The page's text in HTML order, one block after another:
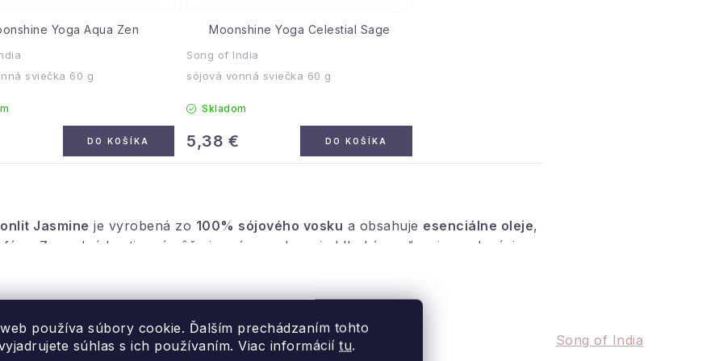
používa súbory cookie. Ďalším prechádzaním tohto
súhlas s ich používaním. Viac informácií tu.
Yoga Aqua Zen
sviečka 60 g
DO KOŠÍKA
Moonshine Yoga Celestial Sage
Song of India
sójová vonná sviečka 60 g
Skladom
5,38 € DO KOŠÍKA
Jasmine je vyrobená zo 100% sójového vosku a obsahuje esenciálne oleje,
Zmyselná kvetinová vôňa jazmínu podporuje hlboké uvoľnenie a relaxáciu,
alebo navodenie romantickej nálady. Sviečka je vybavená
krabičke s rovnakým motívom sa hodí aj ako milý darček.
Song of India